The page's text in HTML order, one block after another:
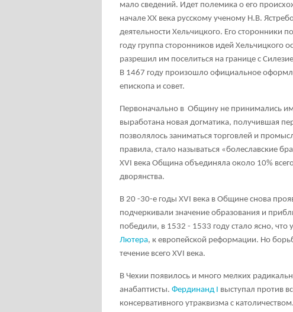
мало сведений. Идет полемика о его
начале XX века русскому ученому Н.В.
деятельности Хельчицкого. Его сторонники
году группа сторонников идей Хельчицкого
разрешил им поселиться на границе с
В 1467 году произошло официальное
епископа и совет.
Первоначально в Общину не принимались
выработана новая догматика, получившая
позволялось заниматься торговлей и
правила, стало называться «болеславские
XVI века Община объединяла около 10%
дворянства.
В 20 -30-е годы XVI века в Общине снова
подчеркивали значение образования и
победили, в 1532 - 1533 году стало ясно,
Лютера, к европейской реформации. Но
течение всего XVI века.
В Чехии появилось и много мелких
анабаптисты. Фердинанд I выступал против
консервативного утраквизма с